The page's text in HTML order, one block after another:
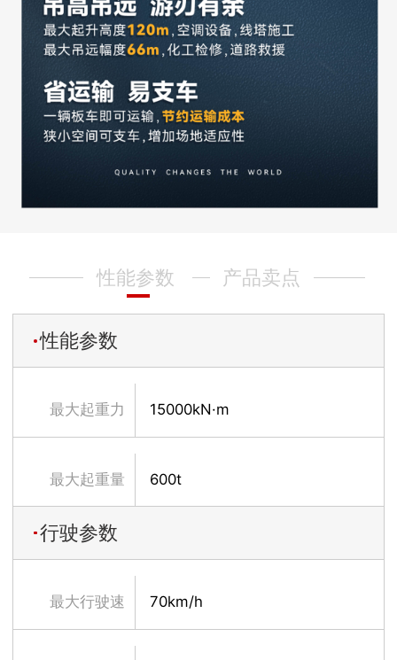
性能参数 产品卖点
性能参数
最大起重力 15000kN·m
最大起重量 600t
行驶参数
最大行驶速 70km/h